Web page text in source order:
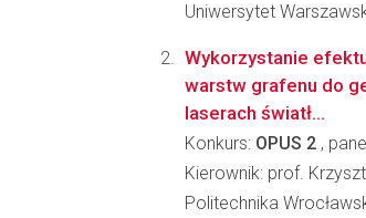
Uniwersytet
Wykorzystanie
warstw grafenu do
laserach światł...
Konkurs: OPUS 2 ,
Kierownik: prof.
Politechnika